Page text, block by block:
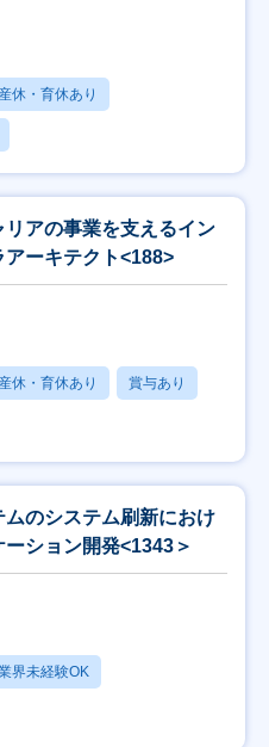
産休・育休あり
リアの事業を支えるイン
ーキテクト<188>
産休・育休あり 賞与あり
ムのシステム刷新におけ
ション開発<1343＞
界未経験OK